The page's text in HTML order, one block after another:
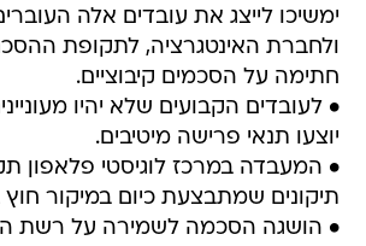
ולחברת האינטגרציה, לתקופת
חתימה על הסכמים קיבוציים.
יוצעו תנאי פרישה מיטיבים.
• המעבדה במרכז לוגיסטי פלאפון
תיקונים שמתבצעת כיום במיקור חוץ
• הושגה הסכמה לשמירה על רשת